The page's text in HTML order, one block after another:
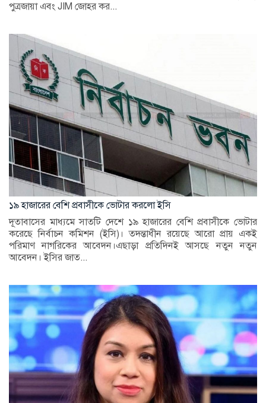
পুত্রজায়া এবং JIM জোহর কর...
১৯ হাজারের বেশি প্রবাসীকে ভোটার করলো ইসি
দূতাবাসের মাধ্যমে সাতটি দেশে ১৯ হাজারের বেশি প্রবাসীকে ভোটার
করেছে নির্বাচন কমিশন (ইসি)। তদন্তাধীন রয়েছে আরো প্রায় একই
পরিমাণ নাগরিকের আবেদন।এছাড়া প্রতিদিনই আসছে নতুন নতুন
আবেদন। ইসির জাত...